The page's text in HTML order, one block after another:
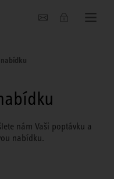
nám Vaši poptávku a
nabídku.